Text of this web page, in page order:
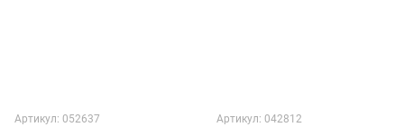
Артикул: 052637 Артикул: 042812